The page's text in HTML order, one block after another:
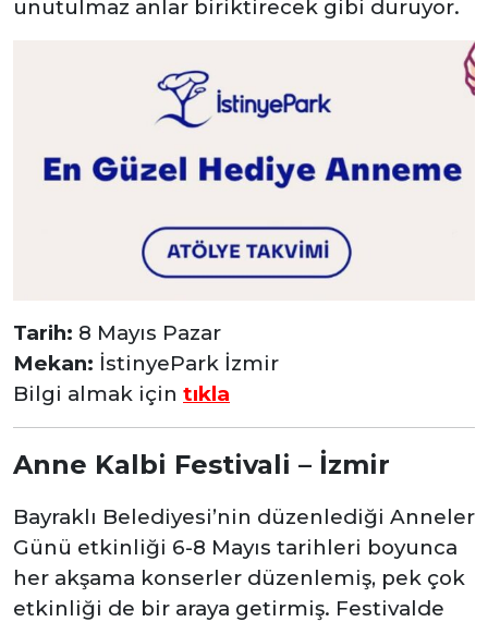
unutulmaz anlar biriktirecek gibi duruyor.
Tarih: 8 Mayıs Pazar
Mekan: İstinyePark İzmir
Bilgi almak için tıkla
Anne Kalbi Festivali – İzmir
Bayraklı Belediyesi’nin düzenlediği Anneler
Günü etkinliği 6-8 Mayıs tarihleri boyunca
her akşama konserler düzenlemiş, pek çok
etkinliği de bir araya getirmiş. Festivalde